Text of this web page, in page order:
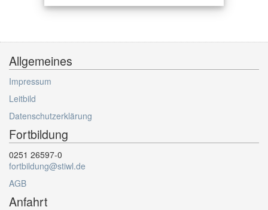
Allgemeines
Impressum
Leitbild
Datenschutzerklärung
Fortbildung
0251 26597-0
fortbildung@stiwl.de
AGB
Anfahrt